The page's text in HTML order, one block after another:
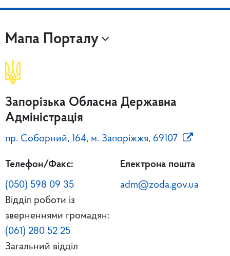
Мапа Порталу
Запорізька Обласна Державна
Адміністрація
пр. Соборний, 164, м. Запоріжжя, 69107
Телефон/Факс:
(050) 598 09 35
Відділ роботи із
зверненнями громадян:
(061) 280 52 25
Загальний відділ
Електрона пошта
adm@zoda.gov.ua